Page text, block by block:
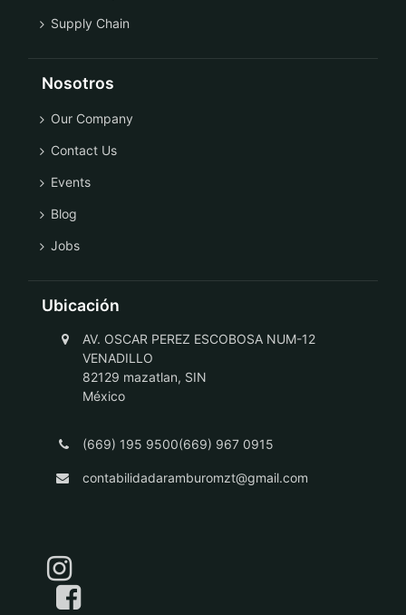
Supply Chain
Nosotros
Our Company
Contact Us
Events
Blog
Jobs
Ubicación
AV. OSCAR PEREZ ESCOBOSA NUM-12
VENADILLO
82129 mazatlan, SIN
México
(669) 195 9500(669) 967 0915
contabilidadaramburomzt@gmail.com